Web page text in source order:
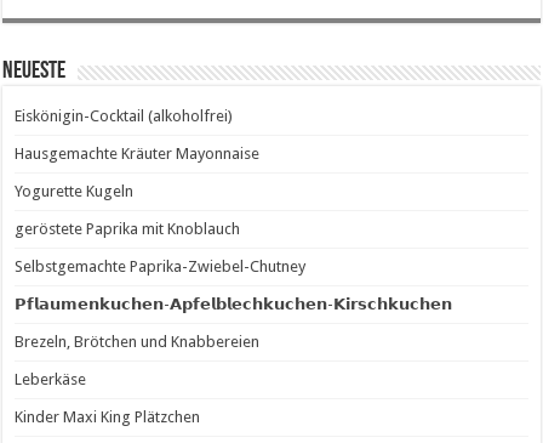
Neueste
Eiskönigin-Cocktail (alkoholfrei)
Hausgemachte Kräuter Mayonnaise
Yogurette Kugeln
geröstete Paprika mit Knoblauch
Selbstgemachte Paprika-Zwiebel-Chutney
𝗣𝗳𝗹𝗮𝘂𝗺𝗲𝗻𝗸𝘂𝗰𝗵𝗲𝗻-𝗔𝗽𝗳𝗲𝗹𝗯𝗹𝗲𝗰𝗵𝗸𝘂𝗰𝗵𝗲𝗻-𝗞𝗶𝗿𝘀𝗰𝗵𝗸𝘂𝗰𝗵𝗲𝗻
Brezeln, Brötchen und Knabbereien
Leberkäse
Kinder Maxi King Plätzchen